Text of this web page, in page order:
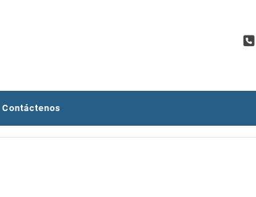
Contáctenos